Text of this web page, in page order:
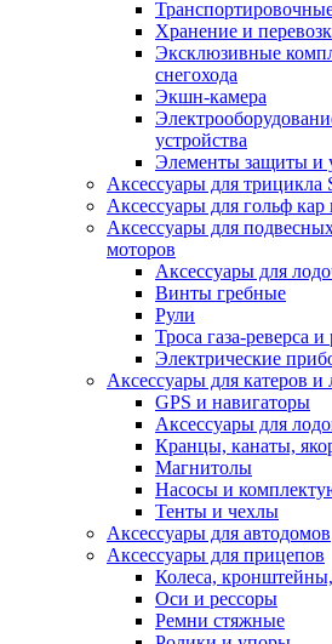
Хранение и
Эксклюзивные
снегохода
Экшн-камера
устройства
Элементы защиты и
Аксессуары для трицикла
Аксессуары для гольф
Аксессуары для
моторов
Аксессуары для
Винты гребные
Рули
Троса газа-реверса
Электрические
Аксессуары для катеров и
GPS и навигаторы
Аксессуары для
Кранцы, канаты,
Магнитолы
Насосы и
Тенты и чехлы
Аксессуары для автодомов
Аксессуары для прицепов
Колеса,
Оси и рессоры
Ремни стяжные